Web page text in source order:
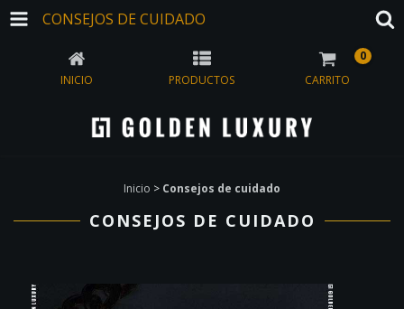
CONSEJOS DE CUIDADO
INICIO PRODUCTOS CARRITO
0
Inicio > Consejos de cuidado
CONSEJOS DE CUIDADO